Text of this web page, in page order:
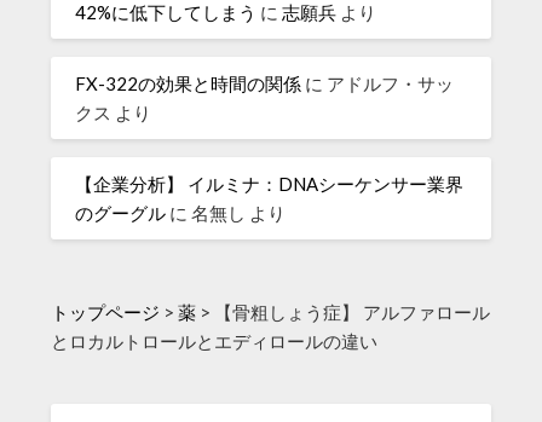
42%に低下してしまう に志願兵 より
FX-322の効果と時間の関係 に アドルフ・サッ
クス より
【企業分析】 イルミナ：DNAシーケンサー業界
のグーグル に名無し より
トップページ >薬 >
【骨粗しょう症】 アルファロール
とロカルトロールとエディロールの違い